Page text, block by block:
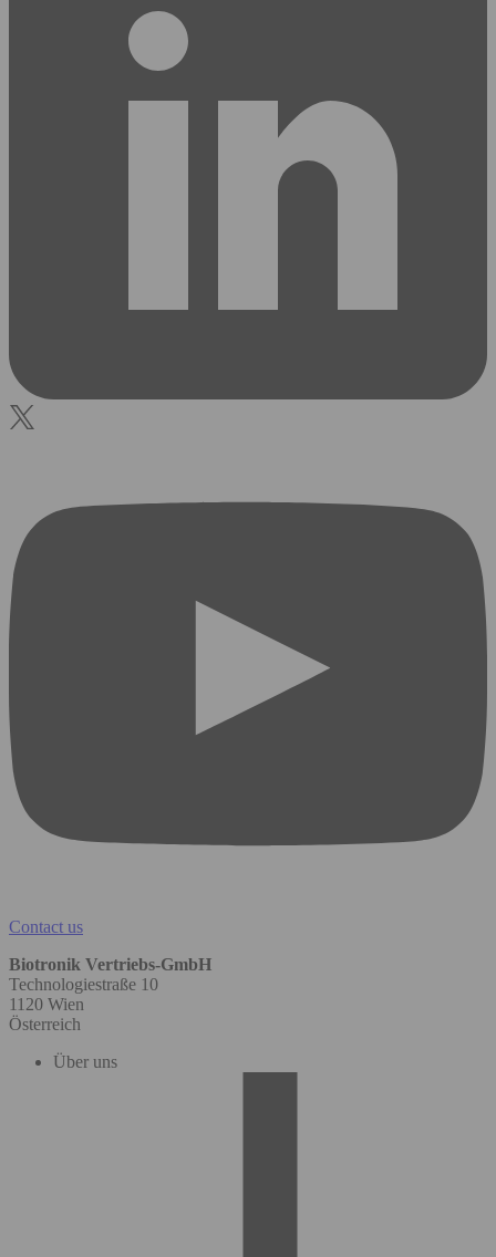
Contact us
Biotronik Vertriebs-GmbH
Technologiestraße 10
1120 Wien
Österreich
Über uns